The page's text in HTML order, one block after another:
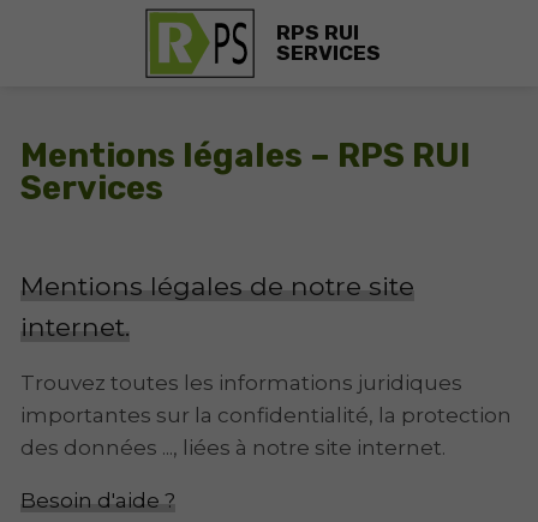
RPS RUI
SERVICES
Mentions légales – RPS RUI
Services
Mentions légales de notre site
internet.
Trouvez toutes les informations juridiques
importantes sur la confidentialité, la protection
des données ..., liées à notre site internet.
Besoin d'aide ?